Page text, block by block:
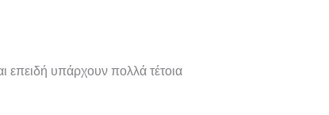
επειδή υπάρχουν πολλά τέτοια